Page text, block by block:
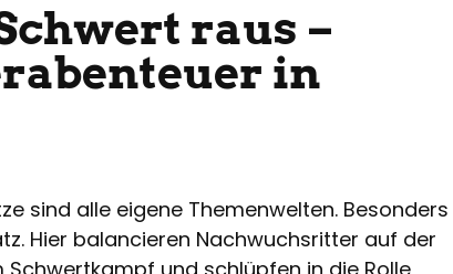
raus –
in
sind alle eigene Themenwelten. Besonders
Hier balancieren Nachwuchsritter auf der